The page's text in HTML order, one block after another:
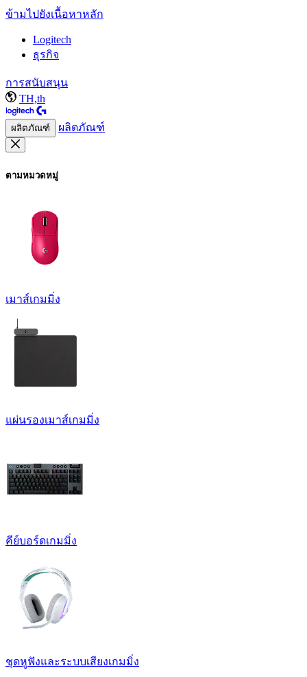
ข้ามไปยังเนื้อหาหลัก
Logitech
ธุรกิจ
การสนับสนุน
TH,th
ผลิตภัณฑ์ ผลิตภัณฑ์
ตามหมวดหมู่
เมาส์เกมมิ่ง
แผ่นรองเมาส์เกมมิ่ง
คีย์บอร์ดเกมมิ่ง
ชุดหูฟังและระบบเสียงเกมมิ่ง